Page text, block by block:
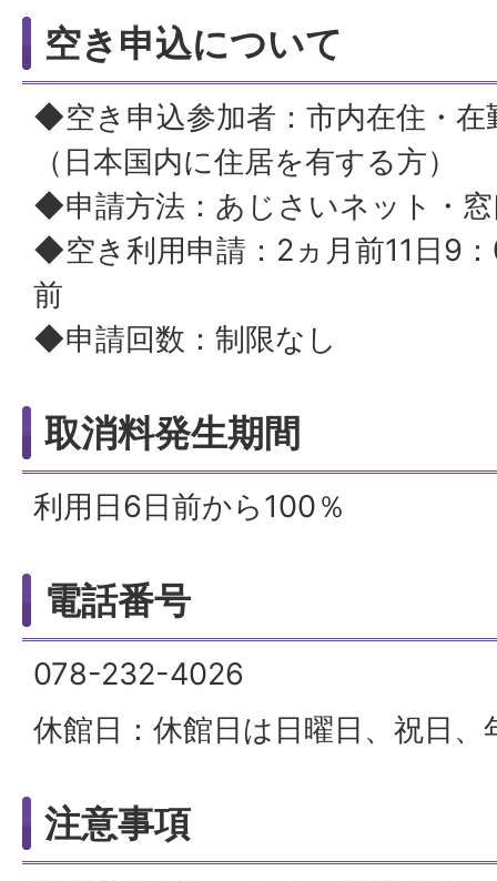
空き申込について
◆空き申込参加者：市内在住・在
（日本国内に住居を有する方）
◆申請方法：あじさいネット・
◆空き利用申請：2ヵ月前11日9
前
◆申請回数：制限なし
取消料発生期間
利用日6日前から100％
電話番号
078-232-4026
休館日：休館日は日曜日、祝日、
注意事項